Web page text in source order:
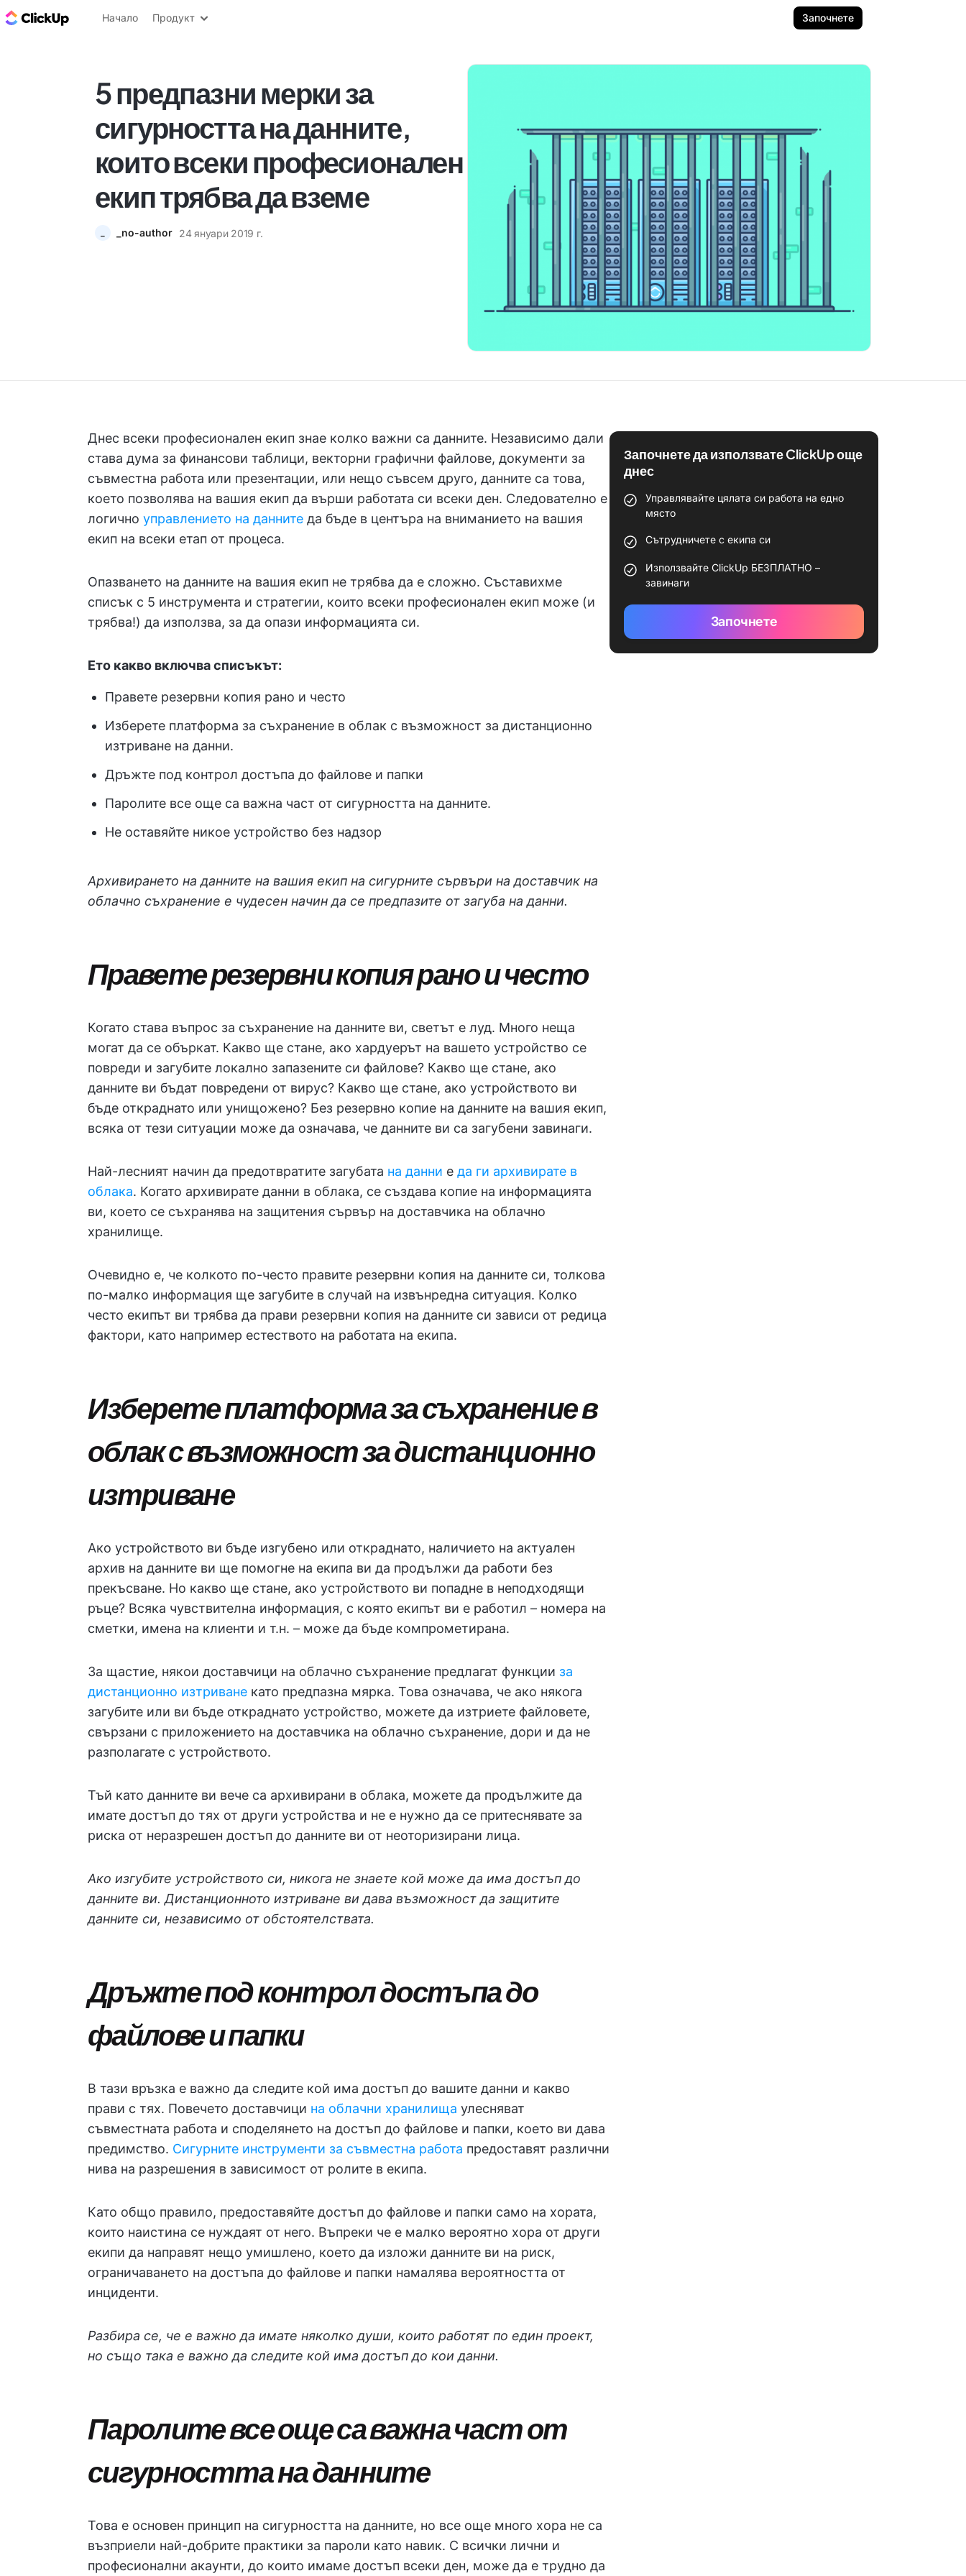
ClickUp блог
Начало Продукт Започнете
5 предпазни мерки за
сигурността на данните,
които всеки професионален
екип трябва да вземе
_no-author 24 януари 2019 г.
Днес всеки професионален екип знае колко важни са данните. Независимо дали
става дума за финансови таблици, векторни графични файлове, документи за
съвместна работа или презентации, или нещо съвсем друго, данните са това,
което позволява на вашия екип да върши работата си всеки ден. Следователно е
логично управлението на данните да бъде в центъра на вниманието на вашия
екип на всеки етап от процеса.
Опазването на данните на вашия екип не трябва да е сложно. Съставихме
списък с 5 инструмента и стратегии, които всеки професионален екип може (и
трябва!) да използва, за да опази информацията си.
Ето какво включва списъкът:
Правете резервни копия рано и често
Изберете платформа за съхранение в облак с възможност за дистанционно
изтриване на данни.
Дръжте под контрол достъпа до файлове и папки
Паролите все още са важна част от сигурността на данните.
Не оставяйте никое устройство без надзор
Архивирането на данните на вашия екип на сигурните сървъри на доставчик на
облачно съхранение е чудесен начин да се предпазите от загуба на данни.
Правете резервни копия рано и често
Когато става въпрос за съхранение на данните ви, светът е луд. Много неща
могат да се объркат. Какво ще стане, ако хардуерът на вашето устройство се
повреди и загубите локално запазените си файлове? Какво ще стане, ако
данните ви бъдат повредени от вирус? Какво ще стане, ако устройството ви
бъде откраднато или унищожено? Без резервно копие на данните на вашия екип,
всяка от тези ситуации може да означава, че данните ви са загубени завинаги.
Най-лесният начин да предотвратите загубата на данни е да ги архивирате в
облака. Когато архивирате данни в облака, се създава копие на информацията
ви, което се съхранява на защитения сървър на доставчика на облачно
хранилище.
Очевидно е, че колкото по-често правите резервни копия на данните си, толкова
по-малко информация ще загубите в случай на извънредна ситуация. Колко
често екипът ви трябва да прави резервни копия на данните си зависи от редица
фактори, като например естеството на работата на екипа.
Изберете платформа за съхранение в
облак с възможност за дистанционно
изтриване
Ако устройството ви бъде изгубено или откраднато, наличието на актуален
архив на данните ви ще помогне на екипа ви да продължи да работи без
прекъсване. Но какво ще стане, ако устройството ви попадне в неподходящи
ръце? Всяка чувствителна информация, с която екипът ви е работил – номера на
сметки, имена на клиенти и т.н. – може да бъде компрометирана.
За щастие, някои доставчици на облачно съхранение предлагат функции за
дистанционно изтриване като предпазна мярка. Това означава, че ако някога
загубите или ви бъде откраднато устройство, можете да изтриете файловете,
свързани с приложението на доставчика на облачно съхранение, дори и да не
разполагате с устройството.
Тъй като данните ви вече са архивирани в облака, можете да продължите да
имате достъп до тях от други устройства и не е нужно да се притеснявате за
риска от неразрешен достъп до данните ви от неоторизирани лица.
Ако изгубите устройството си, никога не знаете кой може да има достъп до
данните ви. Дистанционното изтриване ви дава възможност да защитите
данните си, независимо от обстоятелствата.
Дръжте под контрол достъпа до
файлове и папки
В тази връзка е важно да следите кой има достъп до вашите данни и какво
прави с тях. Повечето доставчици на облачни хранилища улесняват
съвместната работа и споделянето на достъп до файлове и папки, което ви дава
предимство. Сигурните инструменти за съвместна работа предоставят различни
нива на разрешения в зависимост от ролите в екипа.
Като общо правило, предоставяйте достъп до файлове и папки само на хората,
които наистина се нуждаят от него. Въпреки че е малко вероятно хора от други
екипи да направят нещо умишлено, което да изложи данните ви на риск,
ограничаването на достъпа до файлове и папки намалява вероятността от
инциденти.
Разбира се, че е важно да имате няколко души, които работят по един проект,
но също така е важно да следите кой има достъп до кои данни.
Паролите все още са важна част от
сигурността на данните
Това е основен принцип на сигурността на данните, но все още много хора не са
възприели най-добрите практики за пароли като навик. С всички лични и
професионални акаунти, до които имаме достъп всеки ден, може да е трудно да
Започнете да използвате ClickUp още
днес
Управлявайте цялата си работа на едно
място
Сътрудничете с екипа си
Използвайте ClickUp БЕЗПЛАТНО –
завинаги
Започнете